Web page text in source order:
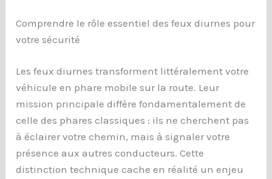
Comprendre le rôle essentiel des feux diurnes pour
votre sécurité
Les feux diurnes transforment littéralement votre
véhicule en phare mobile sur la route. Leur
mission principale diffère fondamentalement de
celle des phares classiques : ils ne cherchent pas
à éclairer votre chemin, mais à signaler votre
présence aux autres conducteurs. Cette
distinction technique cache en réalité un enjeu